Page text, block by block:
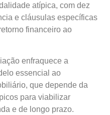
atípica, com dez
e cláusulas específicas
financeiro ao
enfraquece a
essencial ao
que depende da
para viabilizar
e de longo prazo.